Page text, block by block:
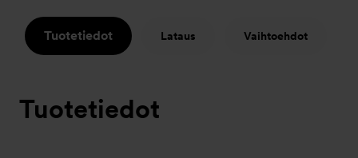
Tuotetiedot Lataus Vaihtoehdot
Tuotetiedot